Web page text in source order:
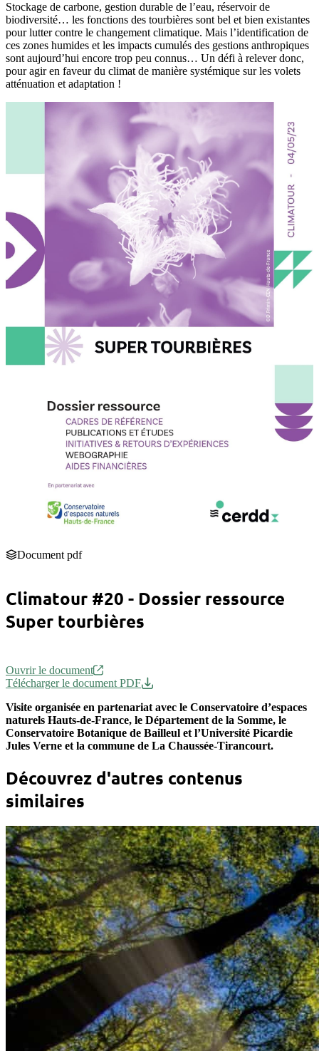
Stockage de carbone, gestion durable de l’eau, réservoir de
biodiversité… les fonctions des tourbières sont bel et bien existantes
pour lutter contre le changement climatique. Mais l’identification de
ces zones humides et les impacts cumulés des gestions anthropiques
sont aujourd’hui encore trop peu connus… Un défi à relever donc,
pour agir en faveur du climat de manière systémique sur les volets
atténuation et adaptation !
Document pdf
Climatour #20 - Dossier ressource
Super tourbières
Ouvrir le document
Télécharger le document PDF
Visite organisée en partenariat avec le Conservatoire d’espaces
naturels Hauts-de-France, le Département de la Somme, le
Conservatoire Botanique de Bailleul et l’Université Picardie
Jules Verne et la commune de La Chaussée-Tirancourt.
Découvrez d'autres contenus
similaires